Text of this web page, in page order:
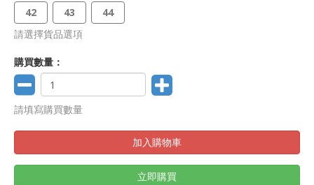
42
43
44
請選擇貨品選項
購買數量：
請填寫購買數量
加入購物車
立即購買